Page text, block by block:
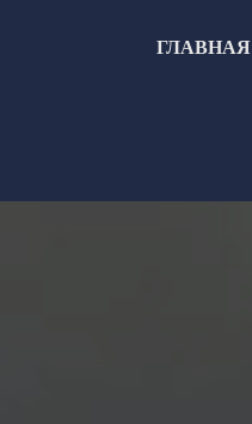
ГЛАВНАЯ